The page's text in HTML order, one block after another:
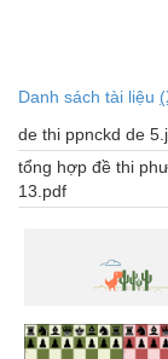
Danh sách tài liệu
de thi ppnckd de
tổng hợp đề thi
13.pdf